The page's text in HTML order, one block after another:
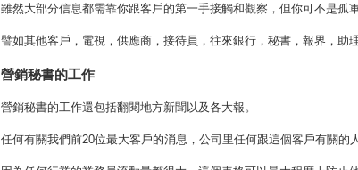
雖然大部分信息都需靠你跟客戶的第一手接觸和觀察，但你可不是孤
譬如其他客戶，電視，供應商，接待員，往來銀行，秘書，報界，助
營銷秘書的工作
營銷秘書的工作還包括翻閱地方新聞以及各大報。
任何有關我們前20位最大客戶的消息，公司里任何跟這個客戶有關的